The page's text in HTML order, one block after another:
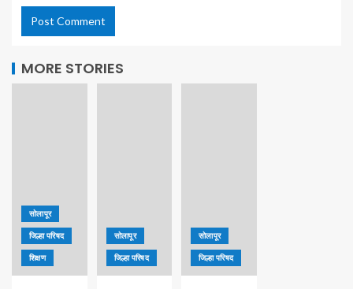
MORE STORIES
सोलापूर
जिल्हा परिषद
शिक्षण
सोलापूर
जिल्हा परिषद
सोलापूर
जिल्हा परिषद